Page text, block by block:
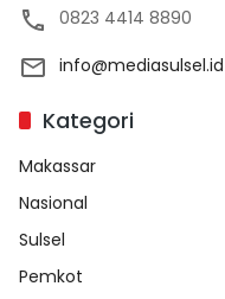
0823 4414 8890
info@mediasulsel.id
Kategori
Makassar
Nasional
Sulsel
Pemkot